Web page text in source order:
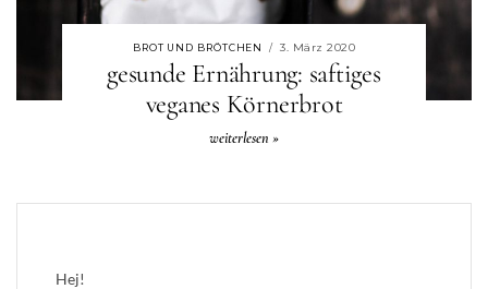
BROT UND BRÖTCHEN / 3. März 2020
gesunde Ernährung: saftiges
veganes Körnerbrot
weiterlesen »
Hej!